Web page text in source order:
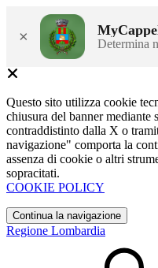
× Determina
Questo sito utilizza cookie
chiusura del banner mediante
contraddistinto dalla X o
navigazione" comporta la
assenza di cookie o altri
sopracitati.
COOKIE POLICY
Continua la navigazione
Regione Lombardia